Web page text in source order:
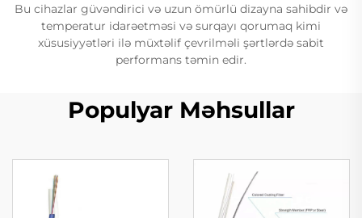
Bu cihazlar güvəndirici və uzun ömürlü dizayna sahibdir və
temperatur idarəetməsi və surqayı qorumaq kimi
xüsusiyyətləri ilə müxtəlif çevrilməli şərtlərdə sabit
performans təmin edir.
Populyar Məhsullar